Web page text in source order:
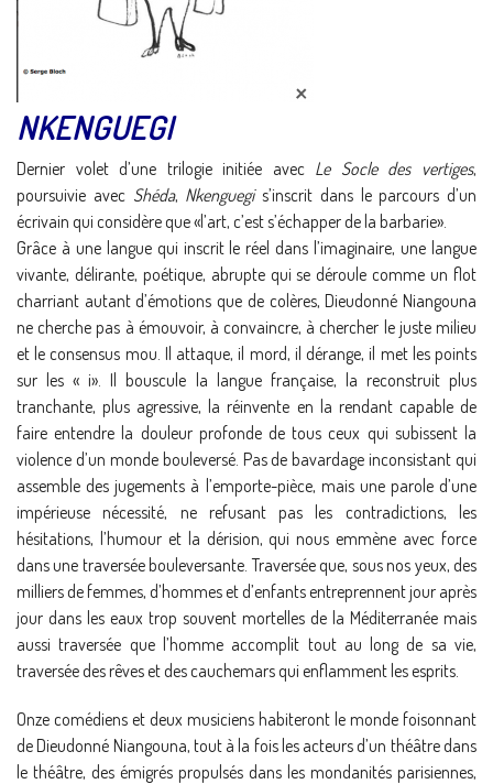
NKENGUEGI
Dernier volet d’une trilogie initiée avec Le Socle des vertiges,
poursuivie avec Shéda, Nkenguegis’inscrit dans le parcours d’un
écrivain qui considère que «l’art, c’est s’échapper de la barbarie».
Grâce à une langue qui inscrit le réel dans l’imaginaire, une langue
vivante, délirante, poétique, abrupte qui se déroule comme un flot
charriant autant d’émotions que de colères, Dieudonné Niangouna
ne cherche pas à émouvoir, à convaincre, à chercher le juste milieu
et le consensus mou. Il attaque, il mord, il dérange, il met les points
sur les « i». Il bouscule la langue française, la reconstruit plus
tranchante, plus agressive, la réinvente en la rendant capable de
faire entendre la douleur profonde de tous ceux qui subissent la
violence d’un monde bouleversé. Pas de bavardage inconsistant qui
assemble des jugements à l’emporte-pièce, mais une parole d’une
impérieuse nécessité, ne refusant pas les contradictions, les
hésitations, l’humour et la dérision, qui nous emmène avec force
dans une traversée bouleversante. Traversée que, sous nos yeux, des
milliers de femmes, d’hommes et d’enfants entreprennent jour après
jour dans les eaux trop souvent mortelles de la Méditerranée mais
aussi traversée que l’homme accomplit tout au long de sa vie,
traversée des rêves et des cauchemars qui enflamment les esprits.
Onze comédiens et deux musiciens habiteront le monde foisonnant
de Dieudonné Niangouna, tout à la fois les acteurs d’un théâtre dans
le théâtre, des émigrés propulsés dans les mondanités parisiennes,